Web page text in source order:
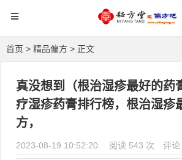
首页 > 精品偏方 > 正文
真没想到（根治湿疹最好的药
疗湿疹药膏排行榜，根治湿疹
方，
2023-08-19 10:52:20 阅读 543 次 评论